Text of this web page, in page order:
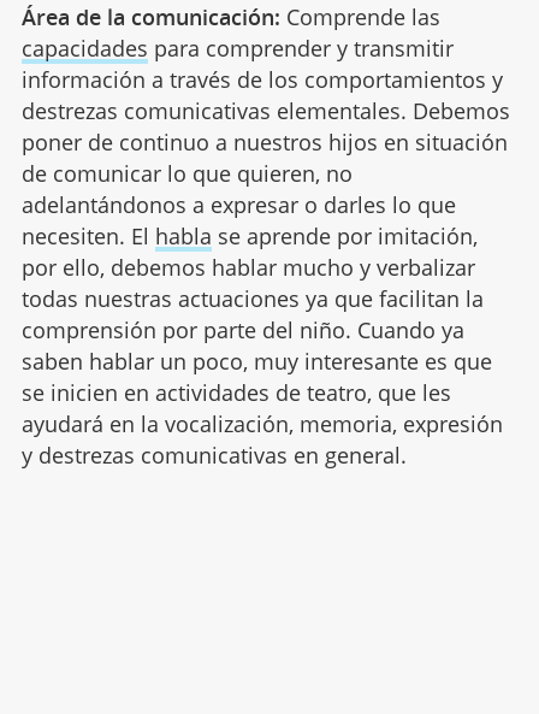
Área de la comunicación: Comprende las
capacidades para comprender y transmitir
información a través de los comportamientos y
destrezas comunicativas elementales. Debemos
poner de continuo a nuestros hijos en situación
de comunicar lo que quieren, no
adelantándonos a expresar o darles lo que
necesiten. El habla se aprende por imitación,
por ello, debemos hablar mucho y verbalizar
todas nuestras actuaciones ya que facilitan la
comprensión por parte del niño. Cuando ya
saben hablar un poco, muy interesante es que
se inicien en actividades de teatro, que les
ayudará en la vocalización, memoria, expresión
y destrezas comunicativas en general.